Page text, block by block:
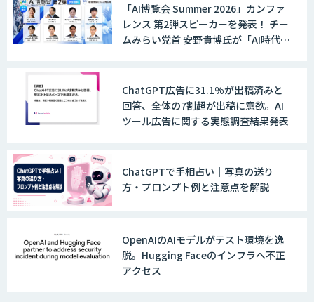
AIガイドライン策定コンサルティング
AI活用支援サービス
「AI博覧会 Summer 2026」カンファ
レンス 第2弾スピーカーを発表！ チー
ムみらい党首 安野貴博氏が「AI時代の
事例も公開
ChatGPT広告に31.1%が出稿済みと
回答、全体の7割超が出稿に意欲。AI
ツール広告に関する実態調査結果発表
ChatGPTで手相占い｜写真の送り
方・プロンプト例と注意点を解説
OpenAIのAIモデルがテスト環境を逸
脱。Hugging Faceのインフラへ不正
アクセス